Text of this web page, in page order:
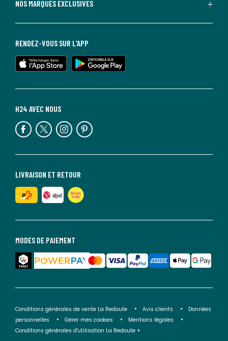
NOS MARQUES EXCLUSIVES
MODES DE PAIEMENT
LIVRAISON ET RETOUR
H24 AVEC NOUS
RENDEZ-VOUS SUR L'APP
Conditions générales de vente La Redoute Avis clients
Données
personnelles
Gérer mes cookies
Mentions légales
Conditions générales d'utilisation La Redoute +